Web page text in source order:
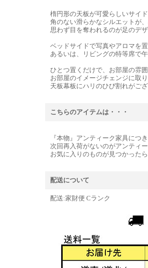
楕円形の天板が可愛らしいサイド
角のない滑らかなシルエットが
思わず目を奪われるのが足のデ
ベッドサイドで写真やアロマを
あるいは、リビングの特等席で
ひとつ置くだけで、お部屋の雰
お部屋のイメージチェンジに取
天板幕板にハリのひび割れがござ
こちらのアイテムは・・・
『本物』アンティーク家具につ
次回再入荷がないのがアンティー
お気に入りのものが見つかった
配送について
配送:家財便 Cランク